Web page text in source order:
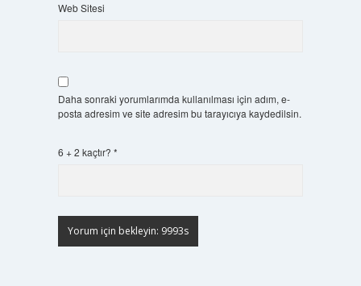
Web Sitesi
Daha sonraki yorumlarımda kullanılması için adım, e-
posta adresim ve site adresim bu tarayıcıya kaydedilsin.
6 + 2 kaçtır? *